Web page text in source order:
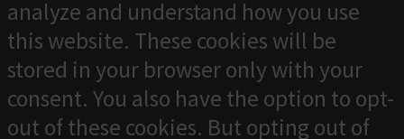
analyze and understand how you use
this website. These cookies will be
stored in your browser only with your
consent. You also have the option to opt-
out of these cookies. But opting out of